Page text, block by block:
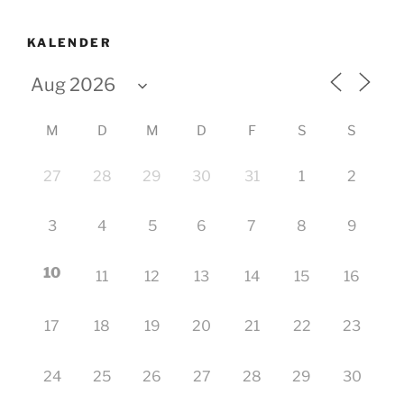
KALENDER
M D M D F S S
27 28 29 30 31 1 2
3 4 5 6 7 8 9
10 11 12 13 14 15 16
17 18 19 20 21 22 23
24 25 26 27 28 29 30